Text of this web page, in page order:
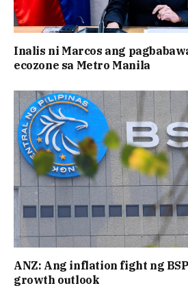
Inalis ni Marcos ang
ecozone sa Metro Manila
ANZ: Ang inflation fight ng
growth outlook